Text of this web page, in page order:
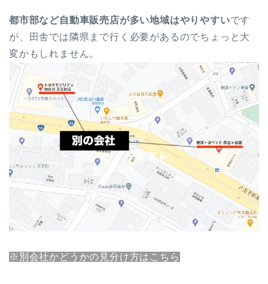
都市部など自動車販売店が多い地域はやりやすいです
が、田舎では隣県まで行く必要があるのでちょっと大
変かもしれません。
※別会社かどうかの見分け方はこちら